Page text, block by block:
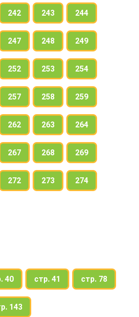
242 243 244
247 248 249
252 253 254
257 258 259
262 263 264
267 268 269
272 273 274
40 стр. 41 стр. 78
143